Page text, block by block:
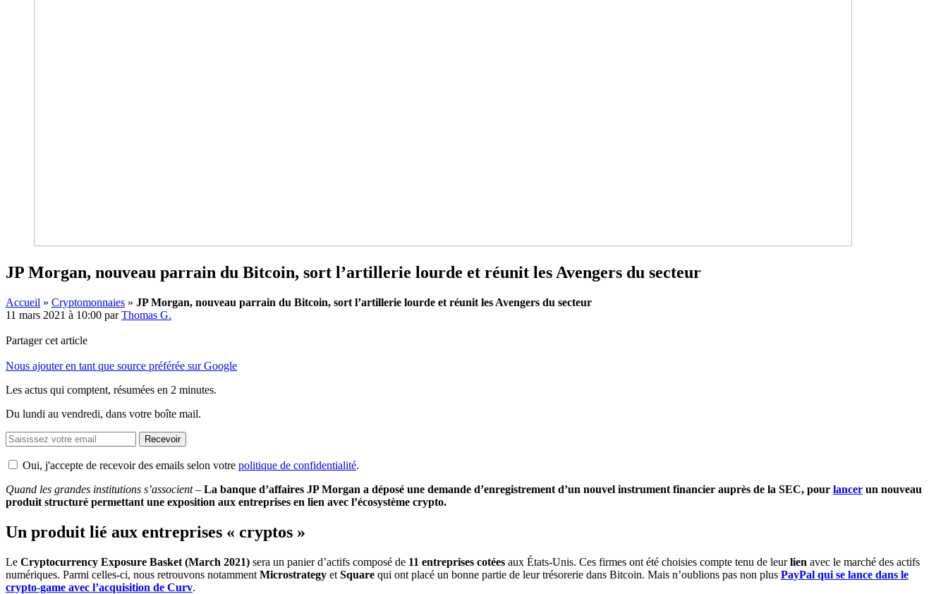
JP Morgan, nouveau parrain du Bitcoin, sort l’artillerie lourde et réunit les Avengers du secteur
Accueil » Cryptomonnaies » JP Morgan, nouveau parrain du Bitcoin, sort l’artillerie lourde et réunit les Avengers du secteur
11 mars 2021 à 10:00 parThomas G.
Partager cet article
Nous ajouter en tant que source préférée sur Google
Les actus qui comptent, résumées en 2 minutes.
Du lundi au vendredi, dans votre boîte mail.
Recevoir
Oui, j'accepte de recevoir des emails selon votre politique de confidentialité.
Quand les grandes institutions s’associent – La banque d’affaires JP Morgan a déposé une demande d’enregistrement d’un nouvel instrument financier auprès de la SEC, pour lancer un nouveau
produit structuré permettant une exposition aux entreprises en lien avec l’écosystème crypto.
Un produit lié aux entreprises « cryptos »
Le Cryptocurrency Exposure Basket (March 2021) sera un panier d’actifs composé de 11 entreprises cotées aux États-Unis. Ces firmes ont été choisies compte tenu de leurlien avec le marché des actifs
numériques. Parmi celles-ci, nous retrouvons notamment Microstrategy et Square qui ont placé un bonne partie de leur trésorerie dans Bitcoin. Mais n’oublions pas non plus PayPal qui se lance dans le
crypto-game avec l’acquisition de Curv.